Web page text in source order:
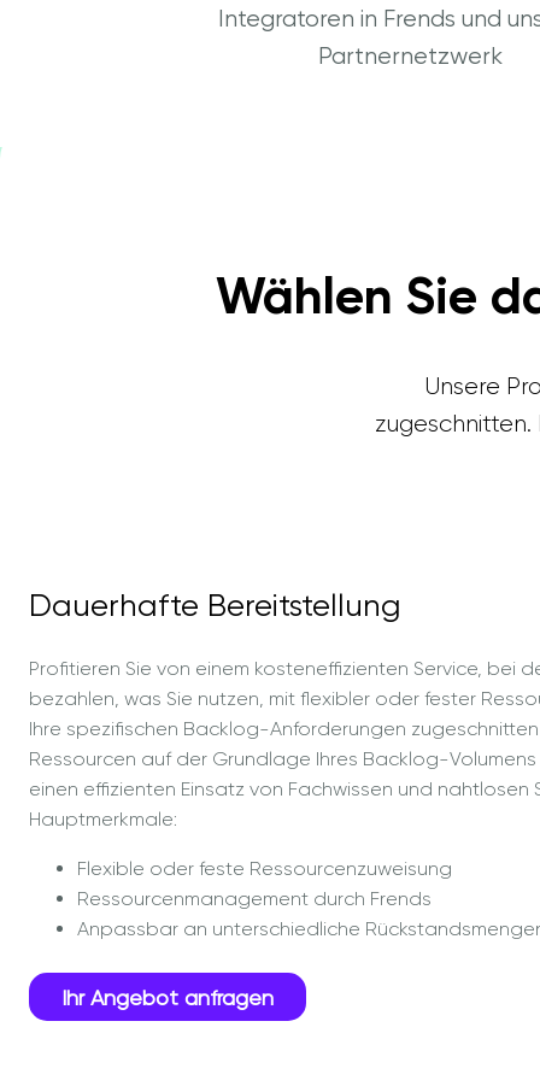
Integratoren in Frends und
Partnernetzwerk
Wählen Sie
Unsere
Dauerhafte Bereitstellung
Profitieren Sie von einem kosteneffizienten Service, bei
bezahlen, was Sie nutzen, mit flexibler oder fester
Ihre spezifischen Backlog-Anforderungen
Ressourcen auf der Grundlage Ihres Backlog-
einen effizienten Einsatz von Fachwissen und nahtlosen
Hauptmerkmale:
Flexible oder feste Ressourcenzuweisung
Ressourcenmanagement durch Frends
Anpassbar an unterschiedliche
Ihr Angebot anfragen